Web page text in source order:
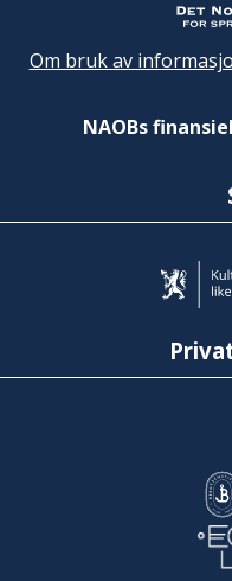
Om bruk av
NAOBs